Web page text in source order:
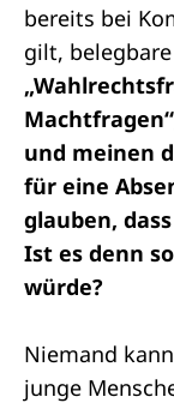
bereits bei
gilt,
und meinen
für eine
glauben,
Ist es denn
würde?
Niemand
junge